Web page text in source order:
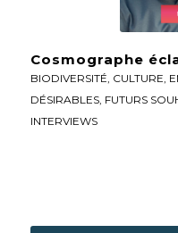
Cosmographe
BIODIVERSITÉ CULTURE
DÉSIRABLES, FUTURS
INTERVIEWS